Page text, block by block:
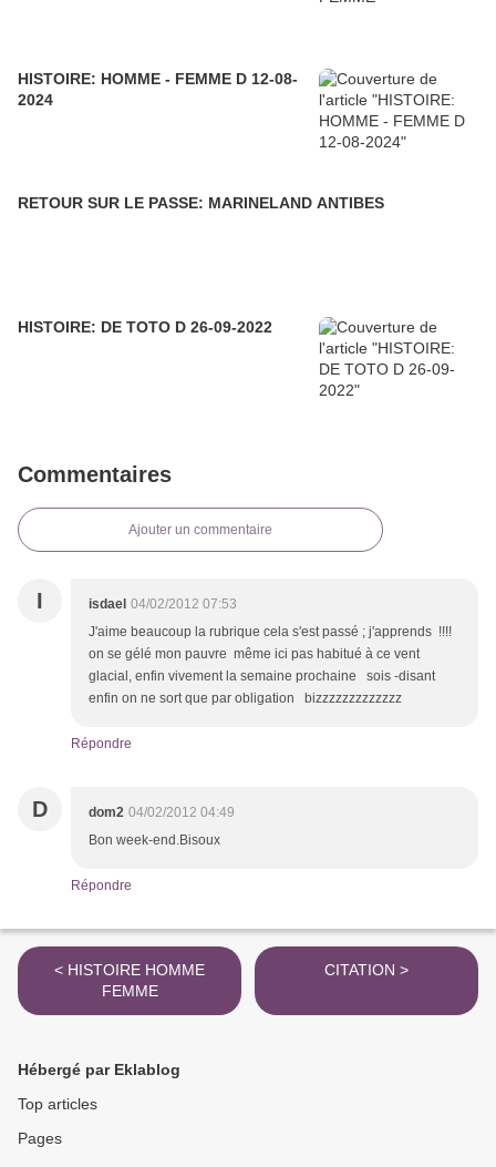
HISTOIRE: HOMME - FEMME D 12-08-
2024
RETOUR SUR LE PASSE: MARINELAND ANTIBES
HISTOIRE: DE TOTO D 26-09-2022
Commentaires
Ajouter un commentaire
I isdael 04/02/2012 07:53
J'aime beaucoup la rubrique cela s'est passé ; j'apprends !!!!
on se gélé mon pauvre même ici pas habitué à ce vent
glacial, enfin vivement la semaine prochaine sois -disant
enfin on ne sort que par obligation bizzzzzzzzzzzzz
Répondre
D dom2 04/02/2012 04:49
Bon week-end.Bisoux
Répondre
< HISTOIRE HOMME
FEMME
CITATION >
Hébergé par Eklablog
Top articles
Pages